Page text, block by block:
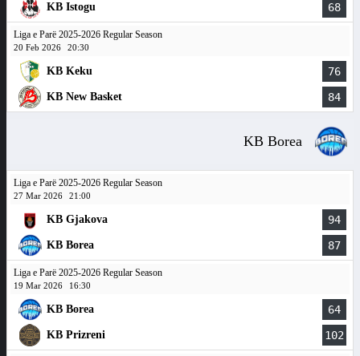
KB Istogu 68
Liga e Parë 2025-2026 Regular Season
20 Feb 2026 20:30
KB Keku 76
KB New Basket 84
KB Borea
Liga e Parë 2025-2026 Regular Season
27 Mar 2026 21:00
KB Gjakova 94
KB Borea 87
Liga e Parë 2025-2026 Regular Season
19 Mar 2026 16:30
KB Borea 64
KB Prizreni 102